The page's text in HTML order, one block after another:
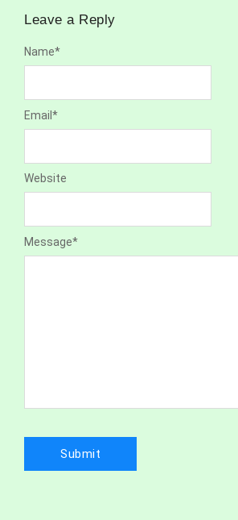
Leave a Reply
Message*
Name*
Email *
Website